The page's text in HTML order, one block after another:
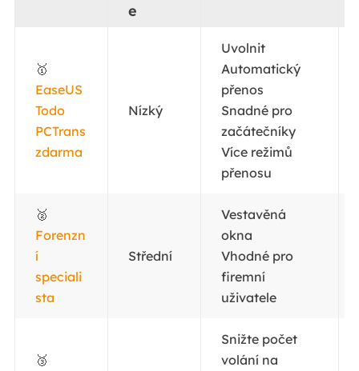
e
🥇
EaseUS
Todo
PCTrans
zdarma
Nízký
Uvolnit
Automatický
přenos
Snadné pro
začátečníky
Více režimů
přenosu
🥈
Forenzn
í
speciali
sta
Střední
Vestavěná
okna
Vhodné pro
firemní
uživatele
🥉
Snižte počet
volání na